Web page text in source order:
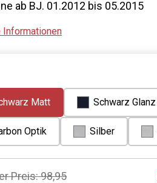
ab BJ. 01.2012 bis 05.2015
Informationen
Matt Schwarz Glanz
Optik Silber
Preis:98,95